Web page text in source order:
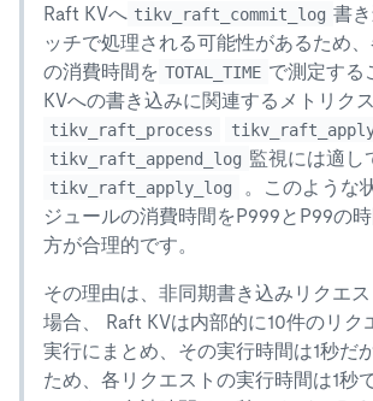
Raft KVへ tikv_raft_commit_log 書
ッチで処理される可能性があるため
の消費時間を TOTAL_TIME で測定する
KVへの書き込みに関連するメトリク
tikv_raft_process
tikv_raft_append_log 監視には適し
tikv_raft_apply_log
。このような
ジュールの消費時間をP999とP99の
方が合理的です。
その理由は、非同期書き込みリクエ
場合、 Raft KVは内部的に10件のリク
実行にまとめ、その実行時間は1秒だ
ため、各リクエストの実行時間は1秒